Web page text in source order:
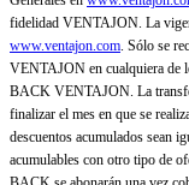
fidelidad VENTAJON. La
www.ventajon.com. Sólo se
VENTAJON en cualquiera de
BACK VENTAJON. La
finalizar el mes en que se
descuentos acumulados sean
acumulables con otro tipo de